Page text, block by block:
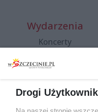
Wydarzenia
Koncerty
Spacery i oprowadzania
targi
Wernisaże
Drogi